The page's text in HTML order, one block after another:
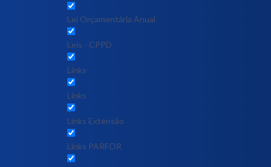
Lei Orçamentária Anual
Leis - CPPD
Links
Links
Links Extensão
Links PARFOR